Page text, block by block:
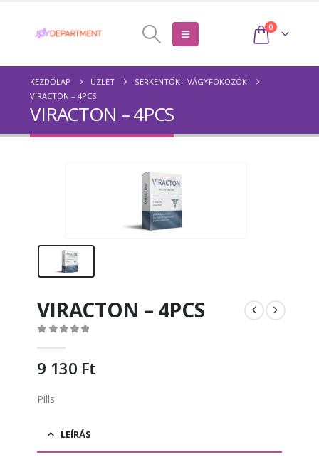
0
KEZDŐLAP ÜZLET
SERKENTŐK - VÁGYFOKOZÓK
VIRACTON – 4PCS
VIRACTON – 4PCS
VIRACTON – 4PCS
9 130 Ft
Pills
LEÍRÁS